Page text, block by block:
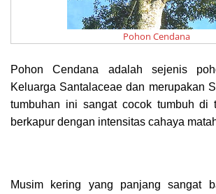
Pohon Cendana
Pohon Cendana adalah sejenis
Keluarga Santalaceae dan merupakan
tumbuhan ini sangat cocok tumbuh di
berkapur dengan intensitas cahaya
Musim kering yang panjang sangat